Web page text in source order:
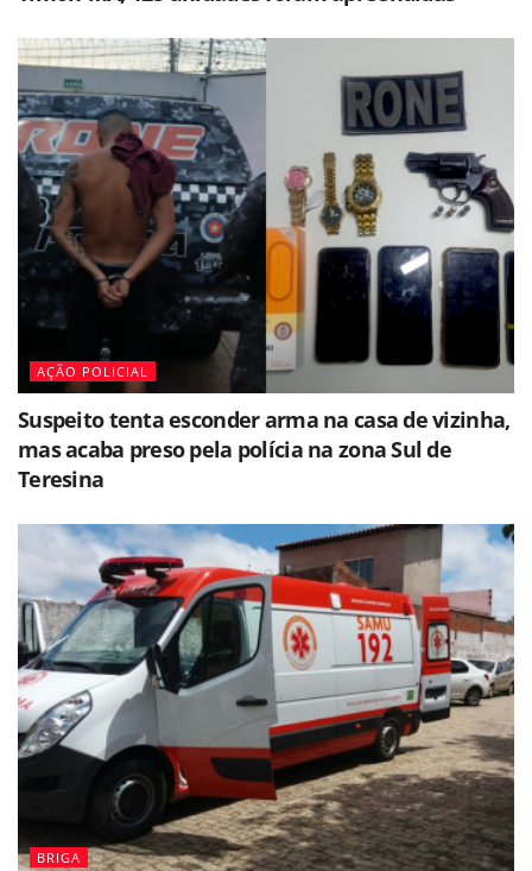
AÇÃO POLICIAL
Suspeito tenta esconder arma na casa de vizinha,
mas acaba preso pela polícia na zona Sul de
Teresina
BRIGA